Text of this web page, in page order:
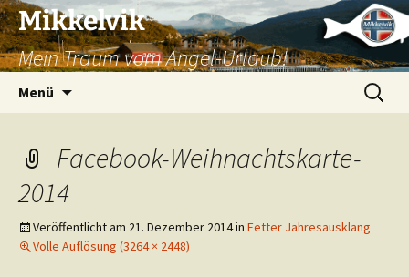
Mikkelvik
Mein Traum vom Angel-Urlaub!
Menü
Suchen
nach:
Facebook-Weihnachtskarte-
2014
Veröffentlicht am 21. Dezember 2014in Fetter Jahresausklang
Volle Auflösung (3264 × 2448)